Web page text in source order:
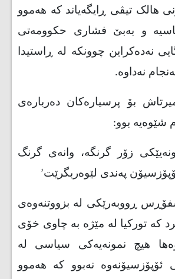
هالک تیڤی ڕایگەیاند کە هەموو
و بەبێ فشاری حکوومەتی
نەدەکراین چوونکە لە ڕاستیدا
نەداوە.
بۆ پرسیارەکان دەربارەی
شێوەیە بوو:
زۆر گرنگە، وانەی گرنگ
پەندی لێوەربگرێت’
ڕووبەرێکی لە بزووتنەوەی
کە تورکیا لە مێژە بە چاوی خۆی
هیچ نمونەیەکی سیاسی لە
ئۆپۆزسیۆنەوە نەبوو کە هەموو